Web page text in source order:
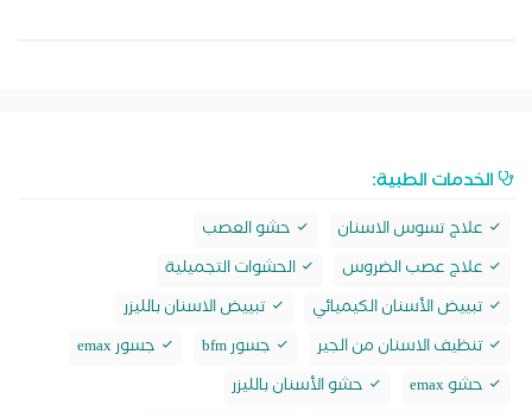
الخدمات الطبية:
علاج تسوس الاسنان
حشو العصب
علاج عصب الضروس
الحشوات التجميلية
تبييض الأسنان الكيميائي
تبييض الاسنان بالليزر
تنظيف الاسنان من الجير
جسور bfm
جسور emax
حشو emax
حشو الأسنان بالليزر